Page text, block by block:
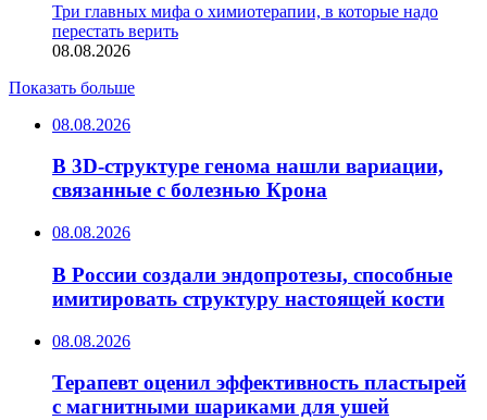
Три главных мифа о химиотерапии, в которые надо
перестать верить
08.08.2026
Показать больше
08.08.2026
В 3D-структуре генома нашли вариации,
связанные с болезнью Крона
08.08.2026
В России создали эндопротезы, способные
имитировать структуру настоящей кости
08.08.2026
Терапевт оценил эффективность пластырей
с магнитными шариками для ушей